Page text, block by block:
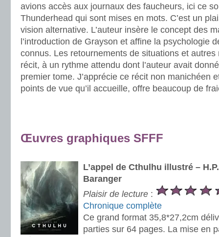
avions accès aux journaux des faucheurs, ici ce
Thunderhead qui sont mises en mots. C’est un
vision alternative. L’auteur insère le concept des
l’introduction de Grayson et affine la psychologie
connus. Les retournements de situations et
récit, à un rythme attendu dont l’auteur avait
premier tome. J’apprécie ce récit non manichéen
points de vue qu’il accueille, offre beaucoup de
Œuvres graphiques SFFF
L’appel de Cthulhu illustré –
Baranger
Plaisir de lecture :
Chronique complète
Ce grand format 35,8*27,2cm
parties sur 64 pages. La mise en